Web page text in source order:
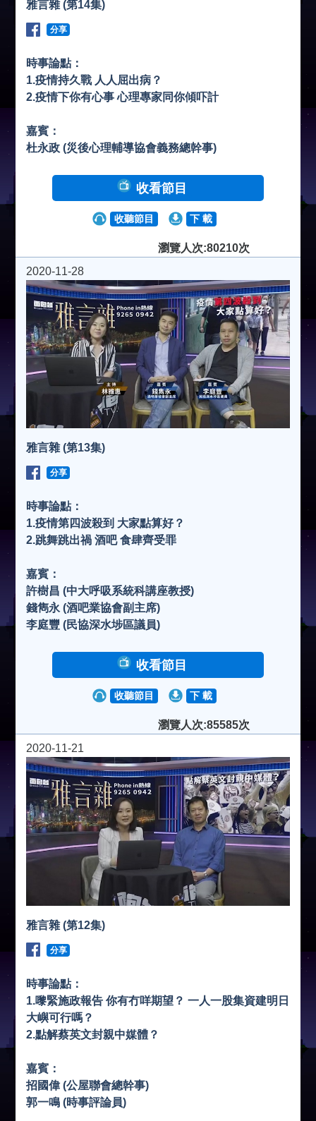
雅言雜 (第14集)
分享
時事論點：
1.疫情持久戰 人人屈出病？
2.疫情下你有心事 心理專家同你傾吓計
嘉賓：
杜永政 (災後心理輔導協會義務總幹事)
收看節目
收聽節目 下 載
瀏覽人次:80210次
2020-11-28
雅言雜 (第13集)
分享
時事論點：
1.疫情第四波殺到 大家點算好？
2.跳舞跳出禍 酒吧 食肆齊受罪
嘉賓：
許樹昌 (中大呼吸系統科講座教授)
錢雋永 (酒吧業協會副主席)
李庭豐 (民協深水埗區議員)
收看節目
收聽節目 下 載
瀏覽人次:85585次
2020-11-21
雅言雜 (第12集)
分享
時事論點：
1.嚟緊施政報告 你有冇咩期望？ 一人一股集資建明日
大嶼可行嗎？
2.點解蔡英文封親中媒體？
嘉賓：
招國偉 (公屋聯會總幹事)
郭一鳴 (時事評論員)